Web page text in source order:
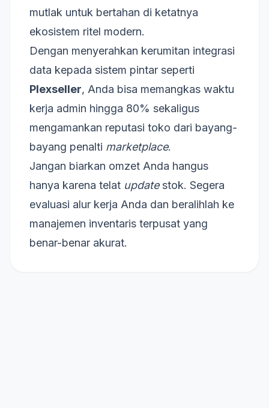
mutlak untuk bertahan di ketatnya
ekosistem ritel modern.
Dengan menyerahkan kerumitan integrasi
data kepada sistem pintar seperti
Plexseller, Anda bisa memangkas waktu
kerja admin hingga 80% sekaligus
mengamankan reputasi toko dari bayang-
bayang penalti marketplace.
Jangan biarkan omzet Anda hangus
hanya karena telat updatestok. Segera
evaluasi alur kerja Anda dan beralihlah ke
manajemen inventaris terpusat yang
benar-benar akurat.